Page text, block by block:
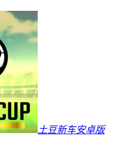
土豆新车安卓版